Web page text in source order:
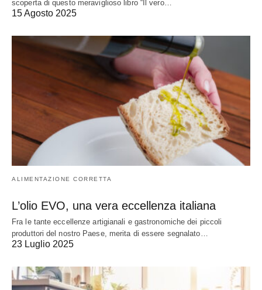
scoperta di questo meraviglioso libro “Il vero…
15 Agosto 2025
ALIMENTAZIONE CORRETTA
L’olio EVO, una vera eccellenza italiana
Fra le tante eccellenze artigianali e gastronomiche dei piccoli
produttori del nostro Paese, merita di essere segnalato…
23 Luglio 2025